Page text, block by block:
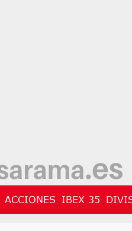
ACCIONES IBEX 35